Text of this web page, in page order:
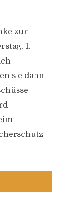
zur
1.
sie dann